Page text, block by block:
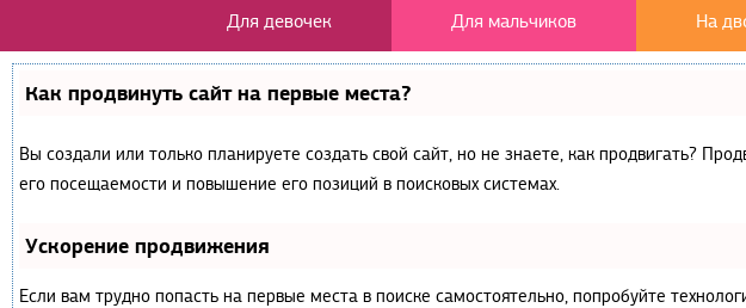
Для девочек Для мальчиков На
Как продвинуть сайт на первые места?
Вы создали или только планируете создать свой сайт, но не знаете, как продвигать?
его посещаемости и повышение его позиций в поисковых системах.
Ускорение продвижения
Если вам трудно попасть на первые места в поиске самостоятельно, попробуйте